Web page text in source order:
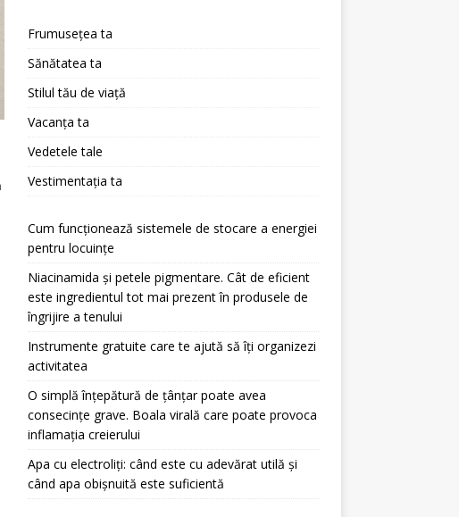
Frumusețea ta
Sănătatea ta
Stilul tău de viață
Vacanța ta
Vedetele tale
Vestimentația ta
Cum funcționează sistemele de stocare a energiei
pentru locuințe
Niacinamida și petele pigmentare. Cât de eficient
este ingredientul tot mai prezent în produsele de
îngrijire a tenului
Instrumente gratuite care te ajută să îți organizezi
activitatea
O simplă înțepătură de țânțar poate avea
consecințe grave. Boala virală care poate provoca
inflamația creierului
Apa cu electroliți: când este cu adevărat utilă și
când apa obișnuită este suficientă